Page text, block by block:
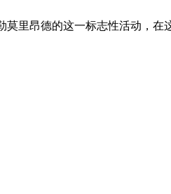
里昂德的这一标志性活动，在